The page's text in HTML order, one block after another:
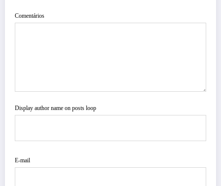
Comentários
Display author name on posts loop
E-mail